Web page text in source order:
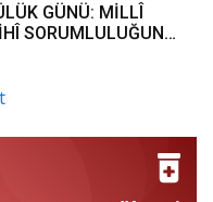
GÜNÜ: MİLLÎ
SORUMLULUĞUN